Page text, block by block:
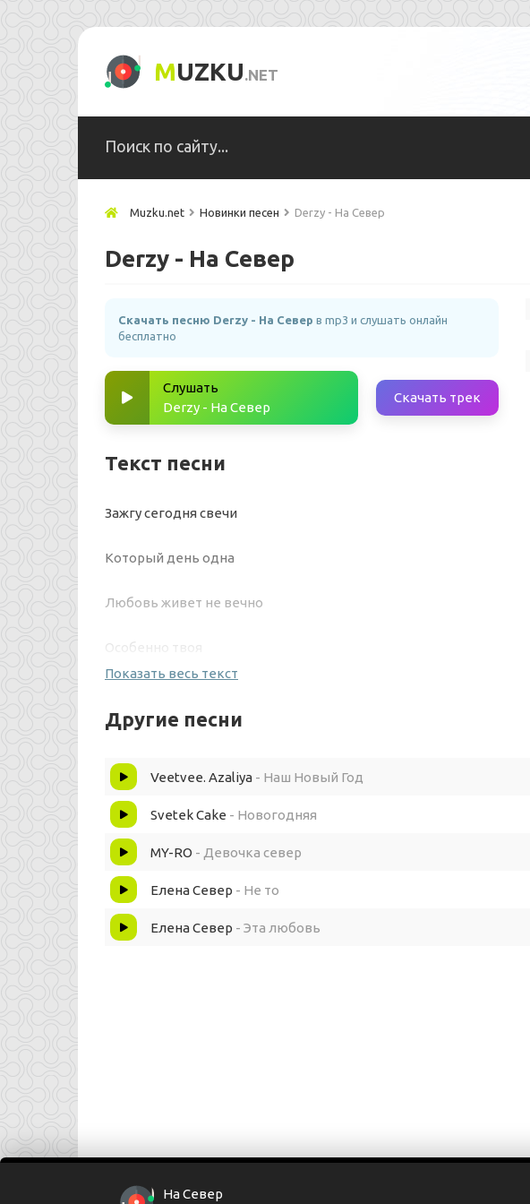
MUZKU.NET
Muzku.net Новинки песен Derzy - На Север
Derzy - На Север
Скачать песню Derzy - На Север в mp3 и слушать онлайн
бесплатно
Слушать
Derzy - На Север
Скачать трек
Текст песни
Зажгу сегодня свечи
Который день одна
Любовь живет не вечно
Особенно твоя
Оставлю сердце заживать
Каждая наша встреча
Пророчила беду
Буду поумнее
Я загадала, а куранты бьются
Показать весь текст
Другие песни
Veetvee. Azaliya - Наш Новый Год
Svetek Cake - Новогодняя
MY-RO - Девочка север
Елена Север - Не то
Елена Север - Эта любовь
На Север